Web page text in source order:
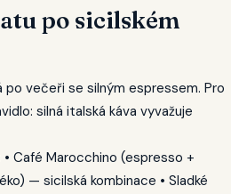
po sicilském
po večeři se silným espressem. Pro
silná italská káva vyvažuje
• Café Marocchino (espresso +
— sicilská kombinace • Sladké